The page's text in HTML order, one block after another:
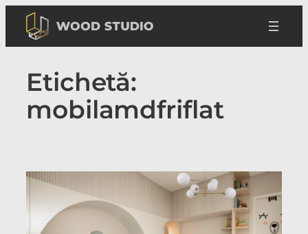
conținut
Etichetă:
mobilamdfriflat